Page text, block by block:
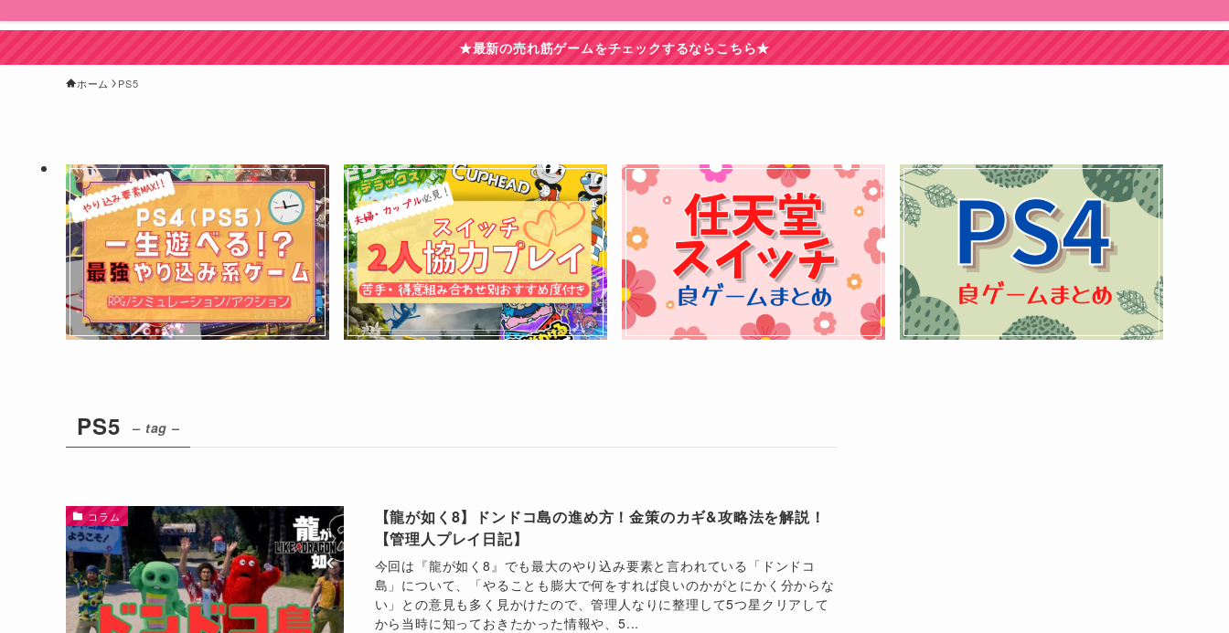
★最新の売れ筋ゲームをチェックするならこちら★
ホーム PS5
PS5 – tag –
コラム
【龍が如く8】ドンドコ島の進め方！金策のカギ&攻略法を解説！
【管理人プレイ日記】
今回は『龍が如く8』でも最大のやり込み要素と言われている「ドンドコ
島」について、「やることも膨大で何をすれば良いのかがとにかく分からな
い」との意見も多く見かけたので、管理人なりに整理して5つ星クリアして
から当時に知っておきたかった情報や、5...